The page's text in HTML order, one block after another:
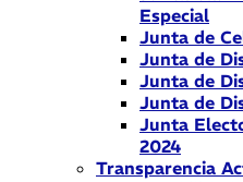
Especial
Junta de
Junta de
Junta de
Junta de
Junta
2024
Transparencia